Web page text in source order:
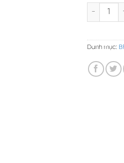
HA50X –
Danh mục: